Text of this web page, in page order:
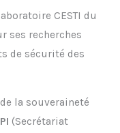
CESTI du
ses recherches
de sécurité des
la souveraineté
(Secrétariat